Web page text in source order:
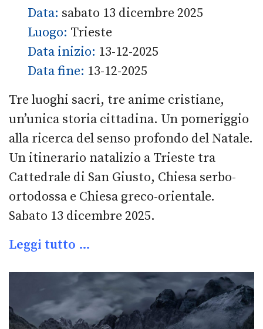
Data: sabato 13 dicembre 2025
Luogo: Trieste
Data inizio: 13-12-2025
Data fine: 13-12-2025
Tre luoghi sacri, tre anime cristiane,
un’unica storia cittadina. Un pomeriggio
alla ricerca del senso profondo del Natale.
Un itinerario natalizio a Trieste tra
Cattedrale di San Giusto, Chiesa serbo-
ortodossa e Chiesa greco-orientale.
Sabato 13 dicembre 2025.
Leggi tutto …